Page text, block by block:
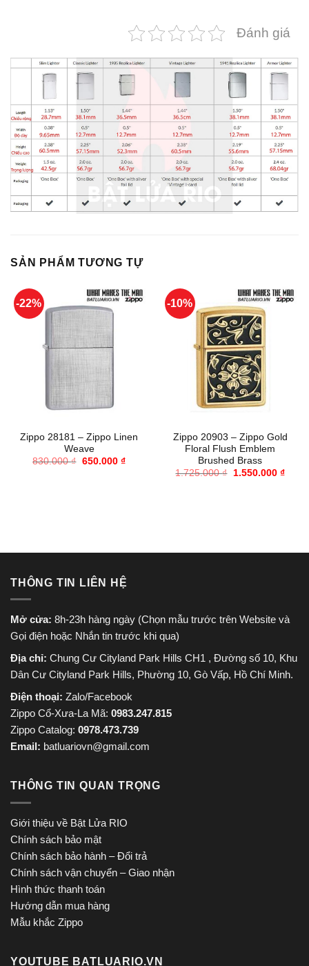
Đánh giá
SẢN PHẨM TƯƠNG TỰ
-22%
Zippo 28181 – Zippo Linen
Weave
830.000₫ Giá
650.000 ₫Giá
-10%
Zippo 20903 – Zippo Gold
Floral Flush Emblem
Brushed Brass
1.725.000₫
Giá
1.550.000 ₫Giá
THÔNG TIN LIÊN HỆ
Mở cửa: 8h-23h hàng ngày (Chọn mẫu trước trên Website và
Gọi điện hoặc Nhắn tin trước khi qua)
Địa chỉ: Chung Cư Cityland Park Hills CH1 , Đường số 10, Khu
Dân Cư Cityland Park Hills, Phường 10, Gò Vấp, Hồ Chí Minh.
Điện thoại: Zalo/Facebook
Zippo Cổ-Xưa-La Mã: 0983.247.815
Zippo Catalog: 0978.473.739
Email: batluariovn@gmail.com
THÔNG TIN QUAN TRỌNG
Giới thiệu về Bật Lửa RIO
Chính sách bảo mật
Chính sách bảo hành – Đổi trả
Chính sách vận chuyển – Giao nhận
Hình thức thanh toán
Hướng dẫn mua hàng
Mẫu khắc Zippo
YOUTUBE BATLUARIO.VN